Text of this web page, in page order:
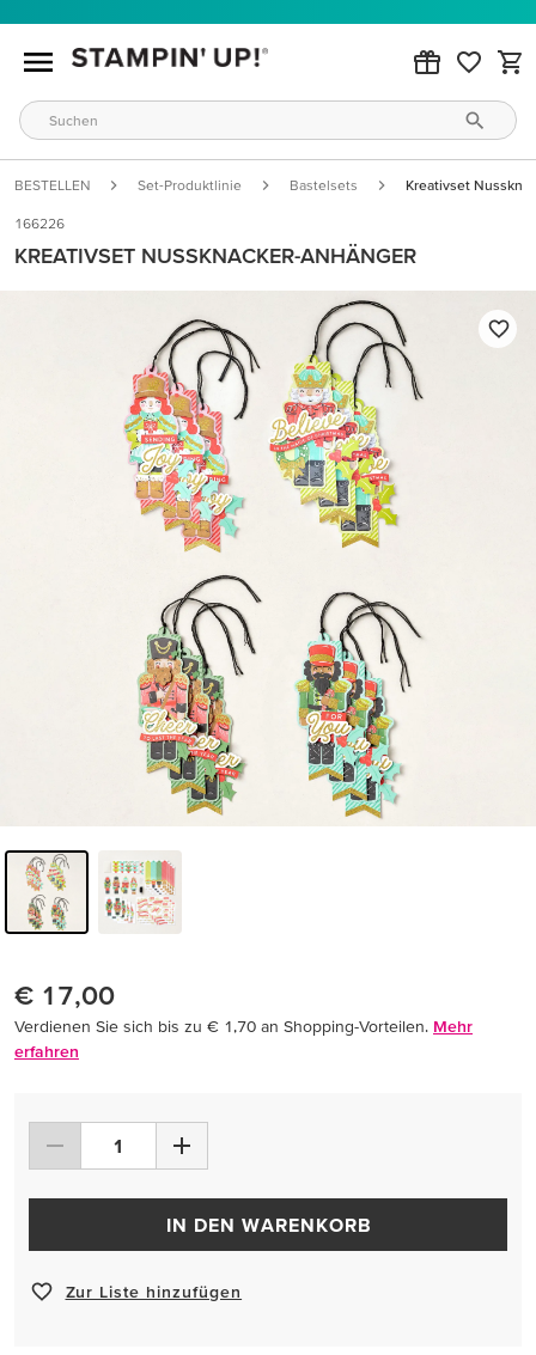
BESTELLEN Set-Produktlinie Bastelsets Kreativset
166226
KREATIVSET NUSSKNACKER-ANHÄNGER
€ 17,00
Verdienen Sie sich bis zu € 1,70 an Shopping-Vorteilen. Mehr
erfahren
IN DEN WARENKORB
Zur Liste hinzufügen